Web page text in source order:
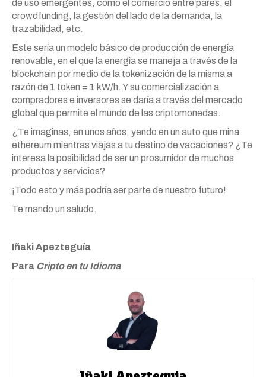
de uso emergentes, como el comercio entre pares, el
crowdfunding, la gestión del lado de la demanda, la
trazabilidad, etc.
Este sería un modelo básico de producción de energía
renovable, en el que la energía se maneja a través de la
blockchain por medio de la tokenización de la misma a
razón de 1 token = 1 kW/h. Y su comercialización a
compradores e inversores se daría a través del mercado
global que permite el mundo de las criptomonedas.
¿Te imaginas, en unos años, yendo en un auto que mina
ethereum mientras viajas a tu destino de vacaciones? ¿Te
interesa la posibilidad de ser un prosumidor de muchos
productos y servicios?
¡Todo esto y más podría ser parte de nuestro futuro!
Te mando un saludo.
IñakiApezteguía
Para Cripto en tu Idioma